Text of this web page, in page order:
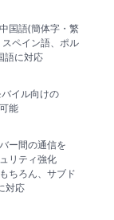
国語(簡体字・繁
ペイン語、ポル
語に対応
イル向けの
能
ー間の通信を
リティ強化
ちろん、サブド
対応